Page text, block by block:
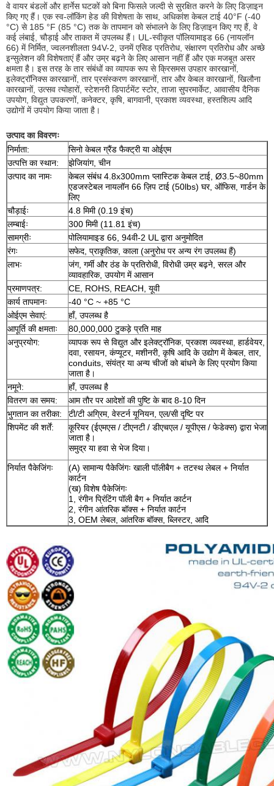
वे वायर बंडलों और हार्नेस घटकों को बिना फिसले जल्दी से सुरक्षित करने के लिए डिज़ाइन
किए गए हैं। एक स्व-लॉकिंग हेड की विशेषता के साथ, अधिकांश केबल टाई 40°F (-40
°C) से 185 °F (85 °C) तक के तापमान को संभालने के लिए डिज़ाइन किए गए हैं, वे
कई लंबाई, चौड़ाई और ताकत में उपलब्ध हैं। UL-स्वीकृत पॉलियामाइड 66 (नायलॉन
66) में निर्मित, ज्वलनशीलता 94V-2, उनमें एसिड प्रतिरोध, संक्षारण प्रतिरोध और अच्छे
इन्सुलेशन की विशेषताएं हैं और उम्र बढ़ने के लिए आसान नहीं हैं और एक मजबूत असर
क्षमता है। इस तरह के तार संबंधों का व्यापक रूप से क्रिसमस उपहार कारखानों,
इलेक्ट्रॉनिक्स कारखानों, तार प्रसंस्करण कारखानों, तार और केबल कारखानों, खिलौना
कारखानों, उत्सव त्योहारों, स्टेशनरी डिपार्टमेंट स्टोर, ताजा सुपरमार्केट, आवासीय दैनिक
उपयोग, विद्युत उपकरणों, कनेक्टर, कृषि, बागवानी, प्रकाश व्यवस्था, हस्तशिल्प आदि
उद्योगों में उपयोग किया जाता है।
उत्पाद का विवरणः
निर्माता:
सिनो केबल ग्रैंड फैक्ट्री या ओईएम
उत्पत्ति का स्थान:
झेजियांग, चीन
उत्पाद का नामः
केबल संबंध 4.8x300mm प्लास्टिक केबल टाई, Ø3.5~80mm
एडजस्टेबल नायलॉन 66 ज़िप टाई (50lbs) घर, ऑफिस, गार्डन के
लिए
चौड़ाईः
4.8 मिमी (0.19 इंच)
लम्बाईः
300 मिमी (11.81 इंच)
सामग्रीः
पोलियामाइड 66, 94वी-2 UL द्वारा अनुमोदित
रंगः
सफेद, प्राकृतिक, काला (अनुरोध पर अन्य रंग उपलब्ध हैं)
लाभः
जंग, गर्मी और ठंड के प्रतिरोधी, विरोधी उम्र बढ़ने, सरल और
व्यावहारिक, उपयोग में आसान
प्रमाणपत्र:
CE, ROHS, REACH, यूवी
कार्य तापमानः
-40 °C ~ +85 °C
ओईएम सेवाएं:
हाँ, उपलब्ध है
आपूर्ति की क्षमताः
80,000,000 टुकड़े प्रति माह
अनुप्रयोग:
व्यापक रूप से विद्युत और इलेक्ट्रॉनिक, प्रकाश व्यवस्था, हार्डवेयर,
दवा, रसायन, कंप्यूटर, मशीनरी, कृषि आदि के उद्योग में केबल, तार,
conduits, संयंत्र या अन्य चीजों को बांधने के लिए प्रयोग किया
जाता है।
नमूने:
हाँ, उपलब्ध है
वितरण का समय:
आम तौर पर आदेशों की पुष्टि के बाद 8-10 दिन
भुगतान का तरीका:
टी/टी अग्रिम, वेस्टर्न यूनियन, एल/सी दृष्टि पर
शिपमेंट की शर्तें:
कूरियर (ईएमएस / टीएनटी / डीएचएल / यूपीएस / फेडेक्स) द्वारा भेजा
जाता है।
समुद्र या हवा से भेज दिया।
निर्यात पैकेजिंगः
(A) सामान्य पैकेजिंगः खाली पॉलीबैग + तटस्थ लेबल + निर्यात
कार्टन
(ख) विशेष पैकेजिंगः
1, रंगीन प्रिंटिंग पॉली बैग + निर्यात कार्टन
2, रंगीन आंतरिक बॉक्स + निर्यात कार्टन
3, OEM लेबल, आंतरिक बॉक्स, ब्लिस्टर, आदि